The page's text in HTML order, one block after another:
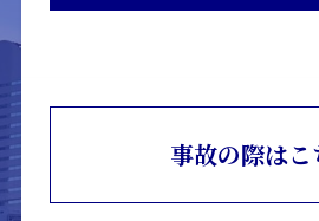
事故の際はこ